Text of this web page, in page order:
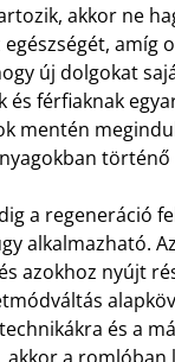
akkor ne
új dolgokat
és férfiaknak
mentén
a regeneráció
alkalmazható.
azokhoz nyújt
és a